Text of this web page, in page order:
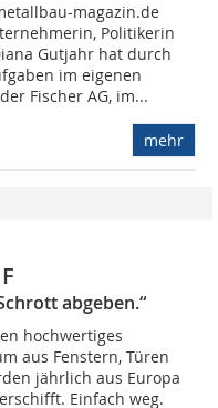
magazin.de
Politikerin
Gutjahr hat durch
im eigenen
Fischer AG, im...
mehr
abgeben.“
hochwertiges
aus Fenstern, Türen
jährlich aus Europa
Einfach weg.